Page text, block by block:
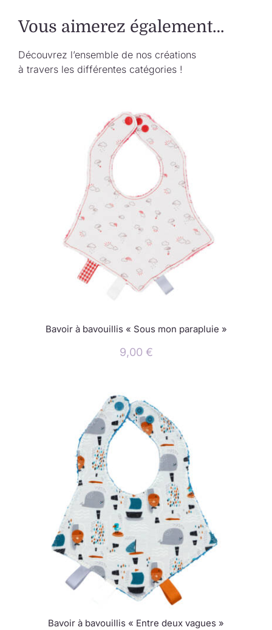
Vous aimerez également…
Découvrez l’ensemble de nos créations
à travers les différentes catégories !
Bavoir à bavouillis « Sous mon parapluie »
9,00 €
Bavoir à bavouillis « Entre deux vagues »